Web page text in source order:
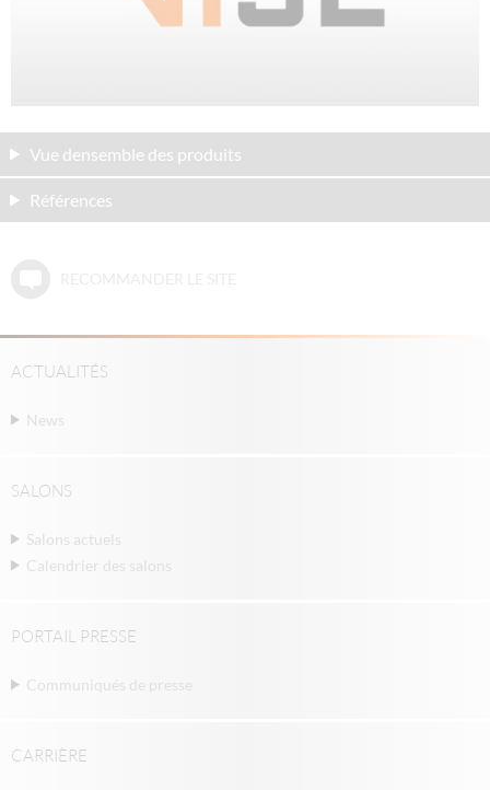
Vue densemble des produits
Références
ACTUALITÉS
News
SALONS
Salons actuels
Calendrier des salons
PORTAIL PRESSE
Communiqués de presse
CARRIÈRE